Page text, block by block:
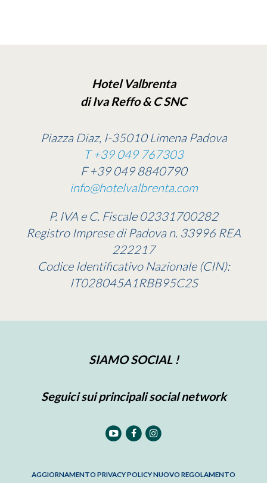
Hotel Valbrenta
di Iva Reffo & C SNC
Piazza Diaz, I-35010 Limena Padova
T +39 049 767303
F +39 049 8840790
info@hotelvalbrenta.com
P. IVA e C. Fiscale 02331700282
Registro Imprese di Padova n. 33996 REA
222217
Codice Identificativo Nazionale (CIN):
IT028045A1RBB95C2S
SIAMO SOCIAL !
Seguici sui principali social network
AGGIORNAMENTO PRIVACY POLICY NUOVO REGOLAMENTO